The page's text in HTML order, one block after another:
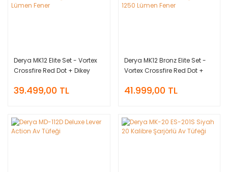
Derya MK12 Elite Set - Vortex
Crossfire Red Dot + Dikey
Lümen Fener
39.499,00 TL
Derya MK12 Bronz Elite Set -
Vortex Crossfire Red Dot +
1250 Lümen Fener
41.999,00 TL